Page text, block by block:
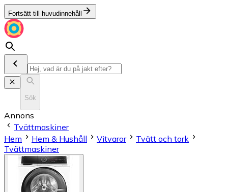
Fortsätt till huvudinnehåll
Sök
Annons
Tvättmaskiner
Hem
Hem & Hushåll Vitvaror
Tvätt och tork
Tvättmaskiner